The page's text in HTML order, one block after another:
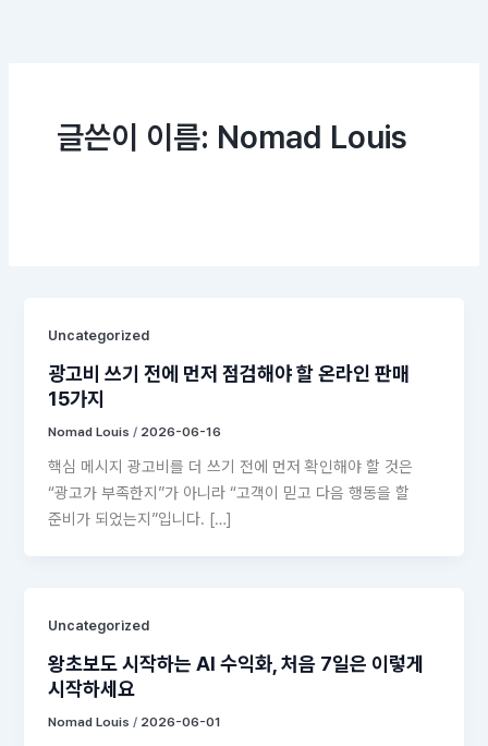
글쓴이 이름: Nomad Louis
Uncategorized
광고비 쓰기 전에 먼저 점검해야 할 온라인 판매
15가지
Nomad Louis/ 2026-06-16
핵심 메시지 광고비를 더 쓰기 전에 먼저 확인해야 할 것은
“광고가 부족한지”가 아니라 “고객이 믿고 다음 행동을 할
준비가 되었는지”입니다. […]
Uncategorized
왕초보도 시작하는 AI 수익화, 처음 7일은 이렇게
시작하세요
Nomad Louis/ 2026-06-01